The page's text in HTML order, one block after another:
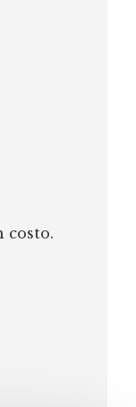
costo.